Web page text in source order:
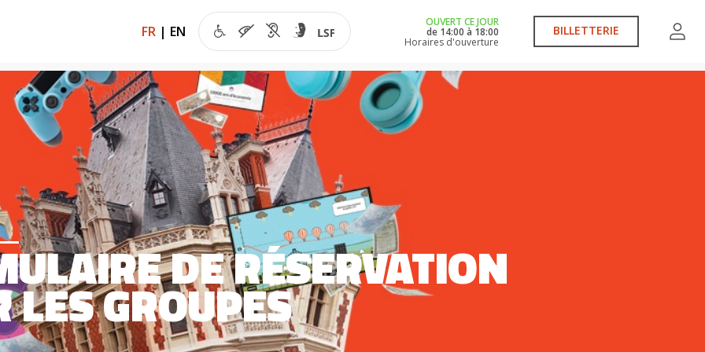
FR | EN
OUVERT CE JOUR
de 14:00 à 18:00
Horaires d'ouverture
BILLETTERIE
DE RÉSERVATION
LES GROUPES